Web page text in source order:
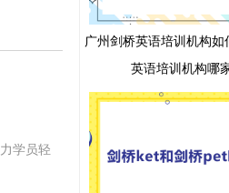
学员轻
广州剑桥英语培训机构
英语培训机构哪